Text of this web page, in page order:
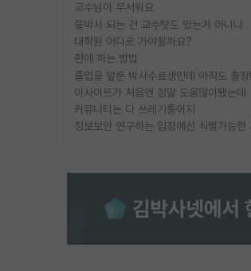
교수님이 무서워요
물박사 되는 건 교수탓도 있는거 아니냐
대학원 어디로 가야할까요?
편애 하는 방법
졸업을 앞둔 박사수료생인데 아직도 출
이사이트가 처음엔 정말 도움많이됐는데
커뮤니티는 다 쓰레기통이지